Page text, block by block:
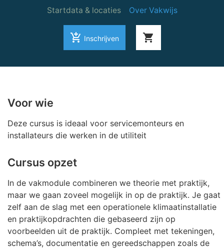
Startdata & locaties
Over Vakwijs
add_shopping_cart Inschrijven shopping_cart
Voor wie
Deze cursus is ideaal voor servicemonteurs en
installateurs die werken in de utiliteit
Cursus opzet
In de vakmodule combineren we theorie met praktijk,
maar we gaan zoveel mogelijk in op de praktijk. Je gaat
zelf aan de slag met een operationele klimaatinstallatie
en praktijkopdrachten die gebaseerd zijn op
voorbeelden uit de praktijk. Compleet met tekeningen,
schema’s, documentatie en gereedschappen zoals de